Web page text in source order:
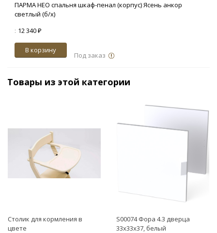
ПАРМА НЕО спальня шкаф-пенал (корпус) Ясень анкор
светлый (б/х)
: 12 340 ₽
В корзину
Под заказ
Товары из этой категории
Столик для кормления в
цвете
S00074 Фора 4.3 дверца
33x33x37, белый